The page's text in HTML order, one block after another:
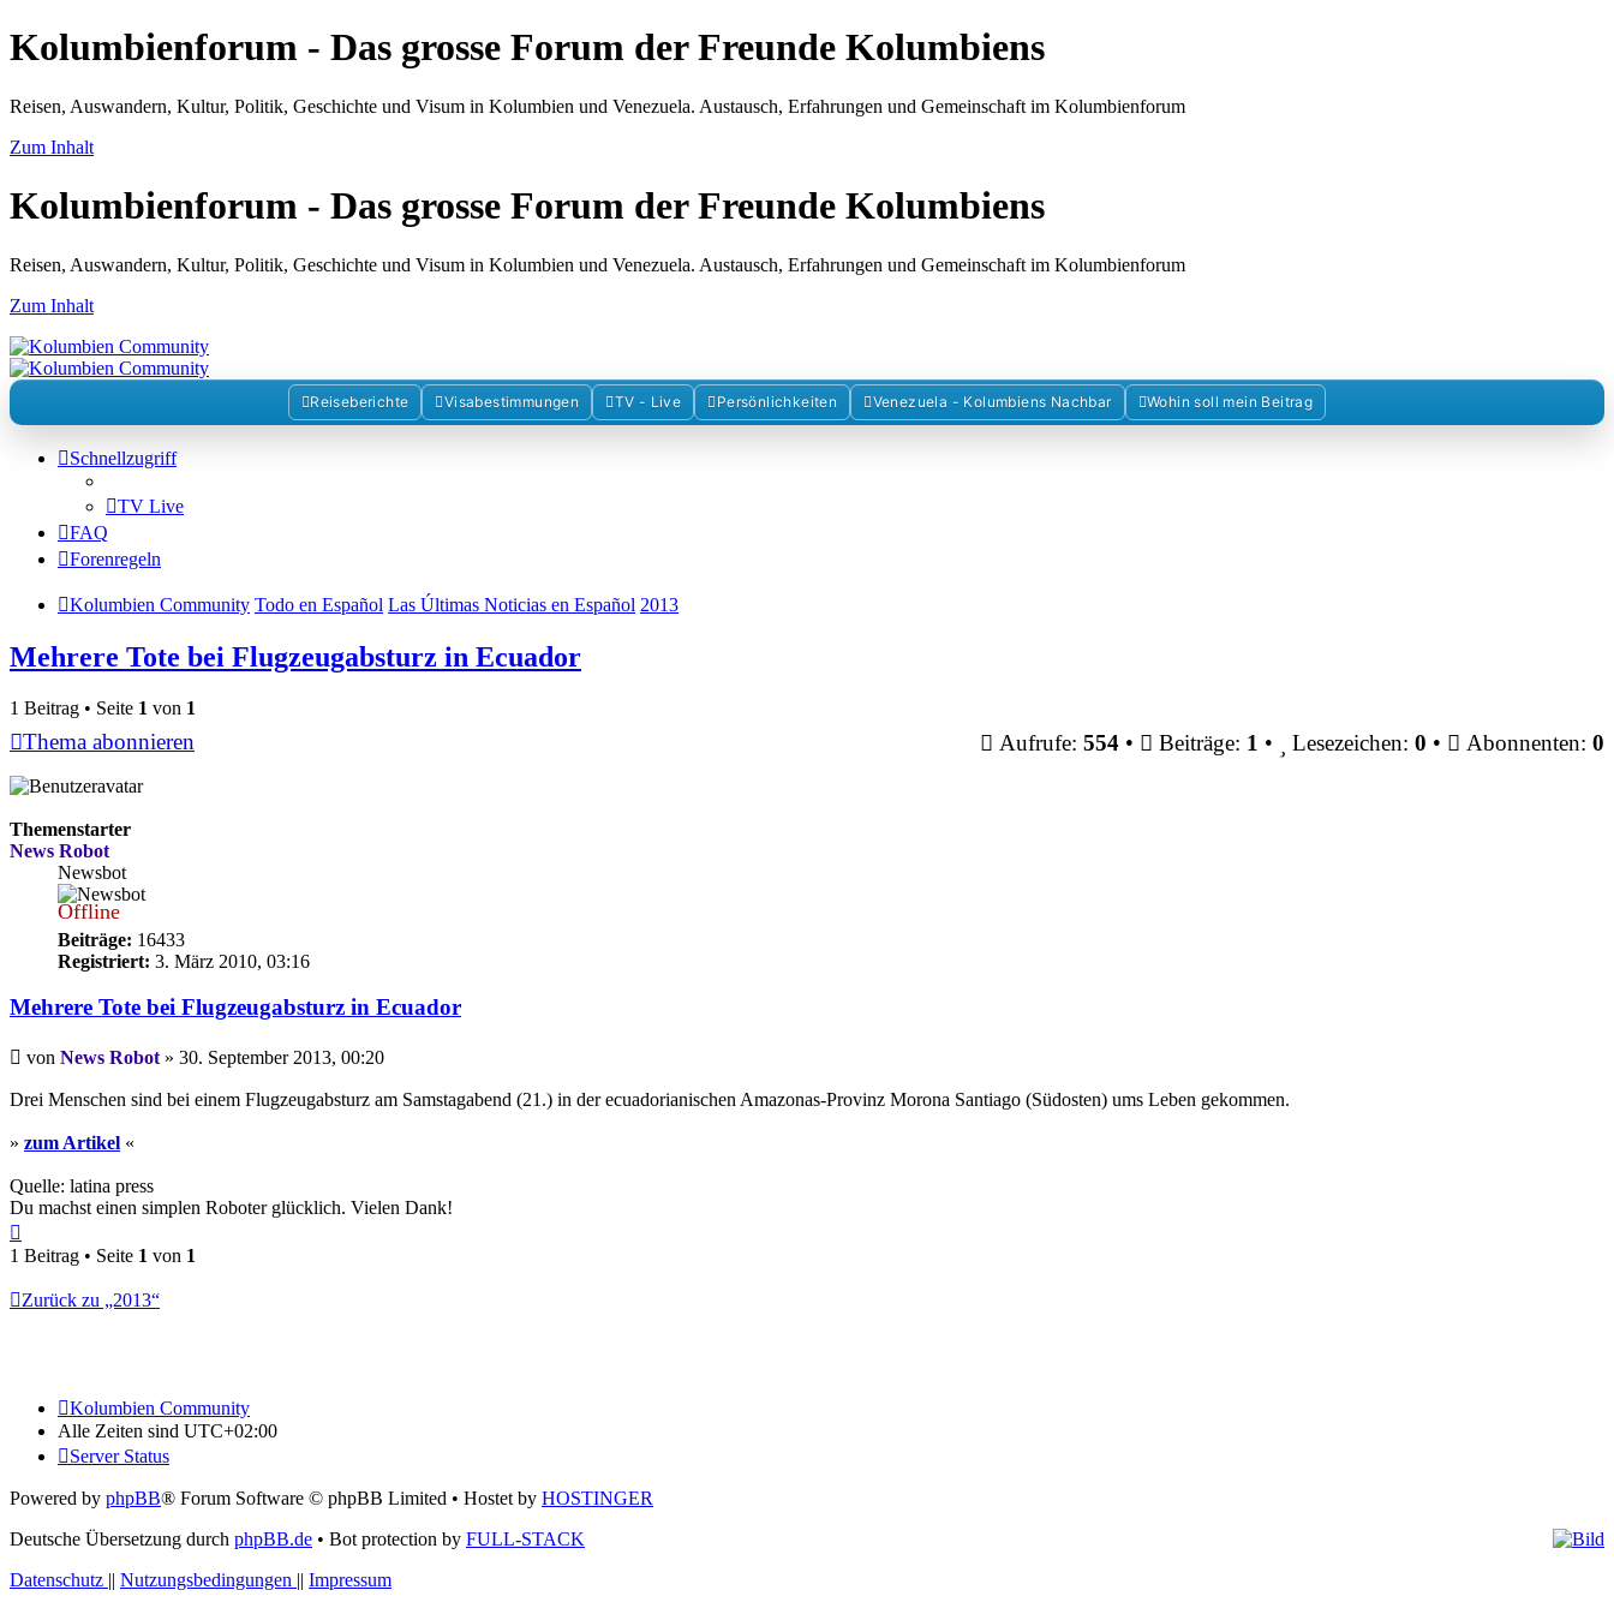
Kolumbienforum - Das grosse Forum der Freunde Kolumbiens
Reisen, Auswandern, Kultur, Politik, Geschichte und Visum in Kolumbien und Venezuela. Austausch, Erfahrungen und Gemeinschaft im Kolumbienforum
Zum Inhalt
Kolumbienforum - Das grosse Forum der Freunde Kolumbiens
Reisen, Auswandern, Kultur, Politik, Geschichte und Visum in Kolumbien und Venezuela. Austausch, Erfahrungen und Gemeinschaft im Kolumbienforum
Zum Inhalt
Reiseberichte Visabestimmungen TV - Live Persönlichkeiten Venezuela - Kolumbiens Nachbar Wohin soll mein Beitrag
Schnellzugriff
TV Live
FAQ
Forenregeln
Kolumbien Community Todo en Español Las Últimas Noticias en Español 2013
Mehrere Tote bei Flugzeugabsturz in Ecuador
1 Beitrag • Seite 1 von 1
Thema abonnieren Aufrufe: 554 • Beiträge: 1 • Lesezeichen: 0 • Abonnenten: 0
Themenstarter
News Robot
Newsbot
Offline
Beiträge: 16433
Registriert: 3. März 2010, 03:16
Mehrere Tote bei Flugzeugabsturz in Ecuador
Beitrag
von News Robot » 30. September 2013, 00:20
Drei Menschen sind bei einem Flugzeugabsturz am Samstagabend (21.) in der ecuadorianischen Amazonas-Provinz Morona Santiago (Südosten) ums Leben gekommen.
» zum Artikel «
Quelle: latina press
Du machst einen simplen Roboter glücklich. Vielen Dank!
oben
1 Beitrag • Seite 1 von 1
Zurück zu „2013“
Kolumbien Community
Alle Zeiten sind UTC+02:00
Server Status
Powered by phpBB® Forum Software © phpBB Limited • Hostet by HOSTINGER
Deutsche Übersetzung durch phpBB.de • Bot protection by FULL-STACK
Datenschutz || Nutzungsbedingungen || Impressum